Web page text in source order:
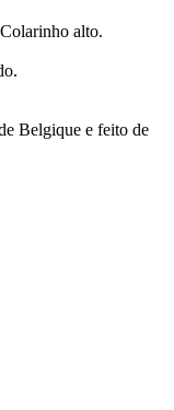
alto.
Belgique e feito de